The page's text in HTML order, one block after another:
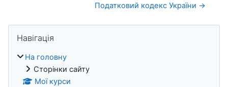
Податковий кодекс України →
Блоки
Навігація
На головну
Сторінки сайту
Мої курси